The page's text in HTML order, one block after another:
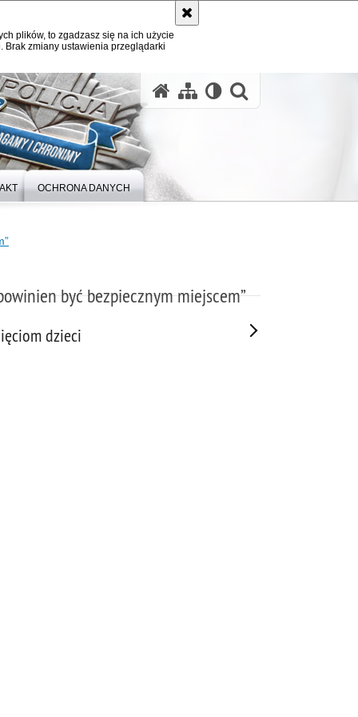
plików, to zgadzasz się na ich użycie
zmiany ustawienia przeglądarki
OCHRONA DANYCH
być bezpiecznym miejscem”
dzieci